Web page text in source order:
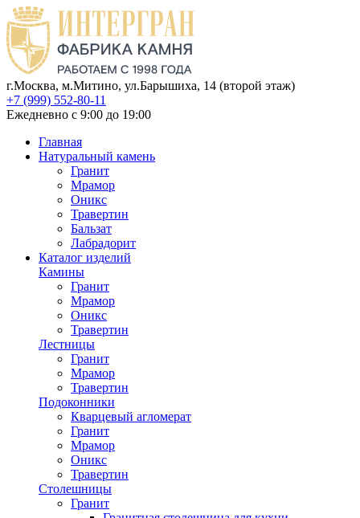
г.Москва, м.Митино, ул.Барышиха, 14 (второй этаж)
+7 (999) 552-80-11
Ежедневно с 9:00 до 19:00
Главная
Натуральный камень
Гранит
Мрамор
Оникс
Травертин
Бальзат
Лабрадорит
Каталог изделий
Камины
Гранит
Мрамор
Оникс
Травертин
Лестницы
Гранит
Мрамор
Травертин
Подоконники
Кварцевый агломерат
Гранит
Мрамор
Оникс
Травертин
Столешницы
Гранит